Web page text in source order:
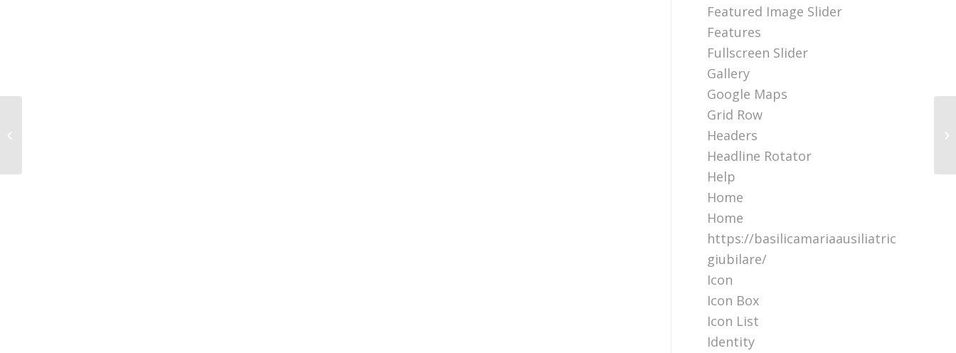
Featured Image Slider
Features
Fullscreen Slider
Gallery
Google Maps
Grid Row
Headers
Headline Rotator
Help
Home
Home
https://basilicamariaausiliatrice.it/
giubilare/
Icon
Icon Box
Icon List
Identity